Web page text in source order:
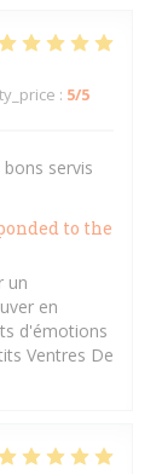
: 5/5
servis
to the
un
en
d'émotions
Ventres De